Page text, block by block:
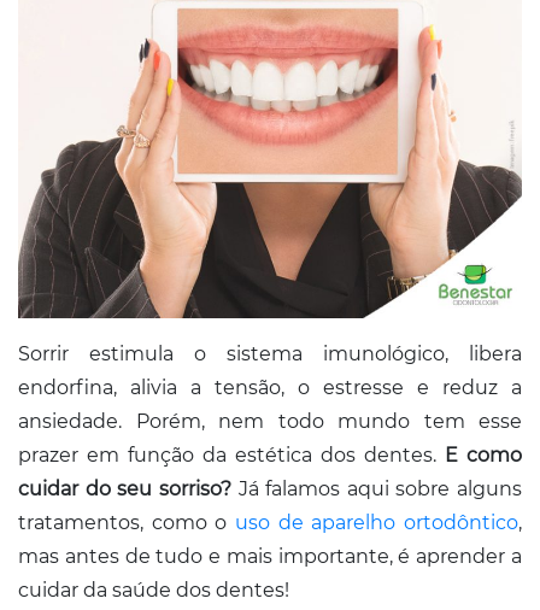
Sorrir estimula o sistema imunológico, libera
endorfina, alivia a tensão, o estresse e reduz a
ansiedade. Porém, nem todo mundo tem esse
prazer em função da estética dos dentes. E como
cuidar do seu sorriso? Já falamos aqui sobre alguns
tratamentos, como o uso de aparelho ortodôntico,
mas antes de tudo e mais importante, é aprender a
cuidar da saúde dos dentes!